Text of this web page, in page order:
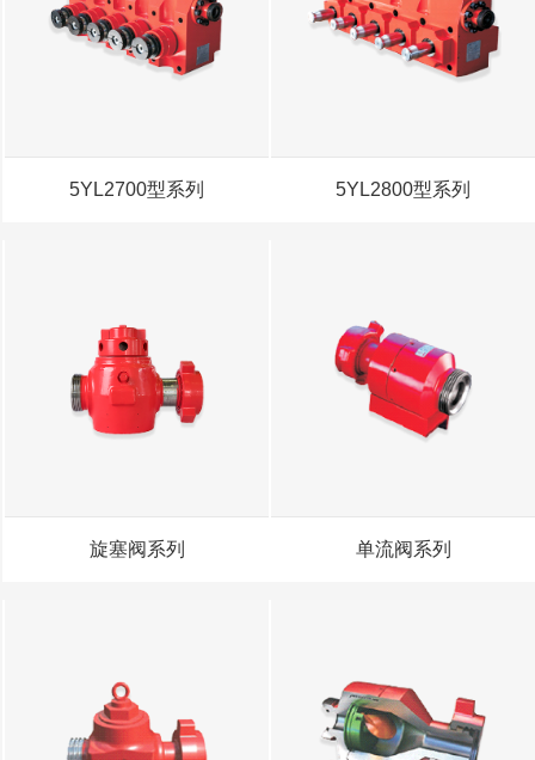
5YL2700型系列 5YL2800型系列
旋塞阀系列 单流阀系列